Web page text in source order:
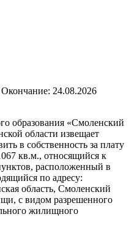
24.08.2026
образования «Смоленский
области извещает
в собственность за плату
кв.м., относящийся к
расположенный в
по адресу:
область, Смоленский
с видом разрешенного
жилищного